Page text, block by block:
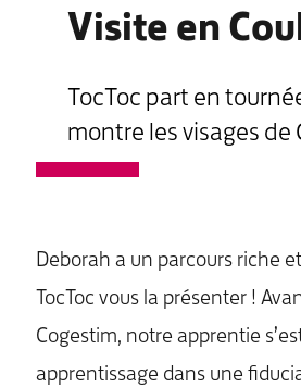
Visite en
TocToc part en
montre les visages de
Deborah a un parcours riche
TocToc vous la présenter !
Cogestim, notre apprentie
apprentissage dans une